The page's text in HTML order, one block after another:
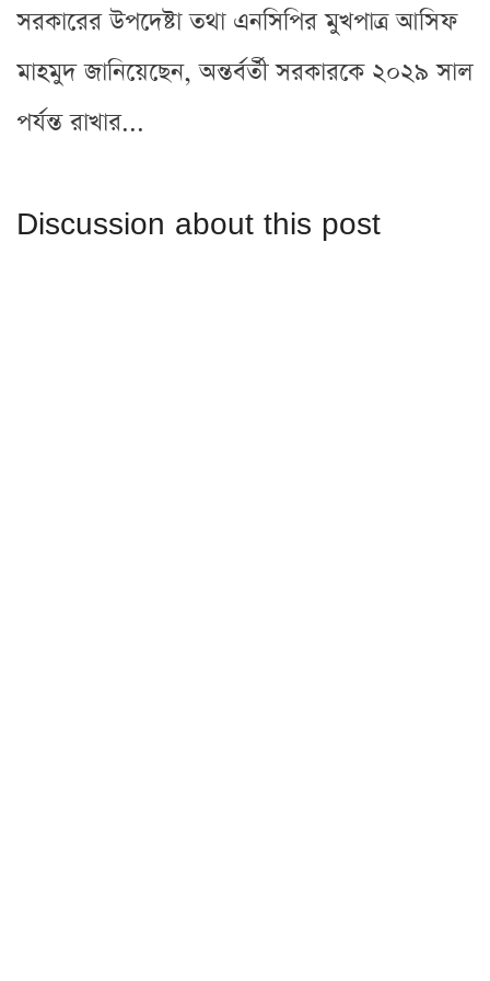
সরকারের উপদেষ্টা তথা এনসিপির মুখপাত্র আসিফ
মাহমুদ জানিয়েছেন, অন্তর্বর্তী সরকারকে ২০২৯ সাল
পর্যন্ত রাখার...
Discussion about this post